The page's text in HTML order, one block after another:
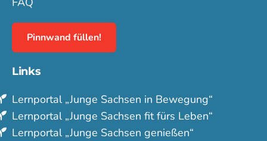
Pinnwand füllen!
Links
Lern­portal „Junge Sachsen in Bewegung“
Lern­portal „Junge Sachsen fit fürs Leben“
Lern­portal „Junge Sachsen genießen“